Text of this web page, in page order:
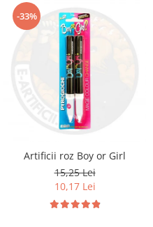
-33%
Artificii roz Boy or Girl
15,25 Lei
10,17 Lei